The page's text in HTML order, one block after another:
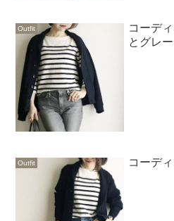
Outfit
コーデ
とグレ
Outfit コーデ